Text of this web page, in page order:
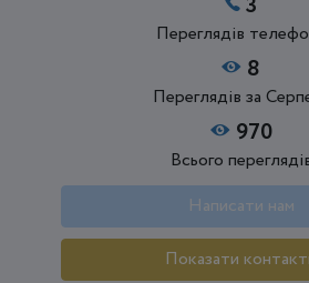
Переглядів
8
Переглядів за
970
Всього
Написати нам
Показати